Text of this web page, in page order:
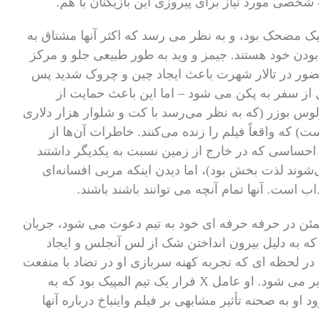
یک گروه کاریزماتیک مضحک بود، و به نظر می رسد که اکثر آنها مشتاق به
خود هستند. جیمز و وید به طور طبیعی جلو و مرکز
در تالار شهرت باعث ایجاد چین و چروک شدید پس
سفر به پکن می شود – اما این باعث حمایت از
بوزر (که به نظر می‌رسد با کت و شلوار هزار دلاری
که واقعاً فیلم را زنده می‌کنند. خاطرات آن‌ها از
که در خارج از زمین نسبت به یکدیگر داشتند
لذت بخش بود)، اما دیدن اینکه مربی افسانه‌ای
آنها تمام آنچه می توانند باشند باشند.
در حرفه حرفه ای خود به تیم دعوت می شود، جریان
به دلیل بیرون انداختن شک از لس آنجلس و ایجاد
لحظه ای که تجربه کهنه سربازی او در تضاد با منفعت
شخصی نوجوانانش به نظر می رسید، وارد تصویر می شود. او عامل X فرار یک تیم المپیک بود که به
به صحنه تأثیر مشابهی بر فیلم واینباخ درباره آنها